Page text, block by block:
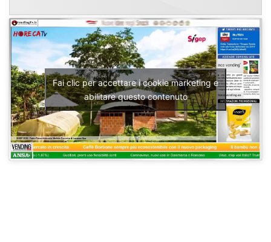
Fai clic per accettare i cookie marketing e
abilitare questo contenuto